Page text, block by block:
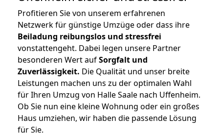
Profitieren Sie von unserem erfahrenen
Netzwerk für günstige Umzüge oder dass ihre
Beiladung reibungslos und stressfrei
vonstattengeht. Dabei legen unsere Partner
besonderen Wert aufSorgfalt und
Zuverlässigkeit. Die Qualität und unser breite
Leistungen machen uns zu der optimalen Wahl
für Ihren Umzug von Halle Saale nach Uffenheim.
Ob Sie nun eine kleine Wohnung oder ein großes
Haus umziehen, wir haben die passende Lösung
für Sie.